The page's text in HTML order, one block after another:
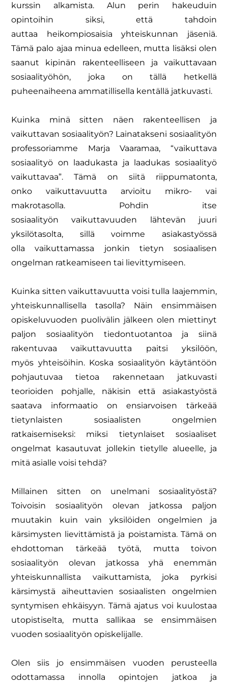
kurssin alkamista. Alun perin hakeuduin
opintoihin siksi, että tahdoin
auttaa heikompiosaisia yhteiskunnan jäseniä.
Tämä palo ajaa minua edelleen, mutta lisäksi olen
saanut kipinän rakenteelliseen ja vaikuttavaan
sosiaalityöhön, joka ontällä hetkellä
puheenaiheena ammatillisella kentällä jatkuvasti.
Kuinka minä sitten näen rakenteellisen ja
vaikuttavan sosiaalityön? Lainatakseni sosiaalityön
professoriamme Marja Vaaramaa, “vaikuttava
sosiaalityö on laadukasta ja laadukas sosiaalityö
vaikuttavaa”. Tämä on siitä riippumatonta,
onko vaikuttavuutta arvioitu mikro- vai
makrotasolla. Pohdin itse
sosiaalityönvaikuttavuuden lähtevän juuri
yksilötasolta, sillä voimme asiakastyössä
ollavaikuttamassa jonkin tietyn sosiaalisen
ongelman ratkeamiseen tai lievittymiseen.
Kuinka sitten vaikuttavuutta voisi tulla laajemmin,
yhteiskunnallisella tasolla? Näin ensimmäisen
opiskeluvuoden puolivälin jälkeen olen miettinyt
paljon sosiaalityön tiedontuotantoa ja siinä
rakentuvaa vaikuttavuutta paitsi yksilöön,
myös yhteisöihin. Koska sosiaalityön käytäntöön
pohjautuvaa tietoa rakennetaan jatkuvasti
teorioiden pohjalle, näkisin että asiakastyöstä
saatava informaatio onensiarvoisen tärkeää
tietynlaisten sosiaalisten ongelmien
ratkaisemiseksi: miksi tietynlaiset sosiaaliset
ongelmat kasautuvat jollekin tietylle alueelle, ja
mitä asialle voisi tehdä?
Millainen sitten on unelmani sosiaalityöstä?
Toivoisin sosiaalityön olevan jatkossa paljon
muutakin kuin vain yksilöiden ongelmien ja
kärsimysten lievittämistä ja poistamista. Tämä on
ehdottoman tärkeää työtä, mutta toivon
sosiaalityön olevan jatkossa yhä enemmän
yhteiskunnallista vaikuttamista, joka pyrkisi
kärsimystä aiheuttavien sosiaalisten ongelmien
syntymisen ehkäisyyn. Tämä ajatus voi kuulostaa
utopistiselta, mutta sallikaa se ensimmäisen
vuoden sosiaalityön opiskelijalle.
Olen siis jo ensimmäisen vuoden perusteella
odottamassa innolla opintojen jatkoa ja